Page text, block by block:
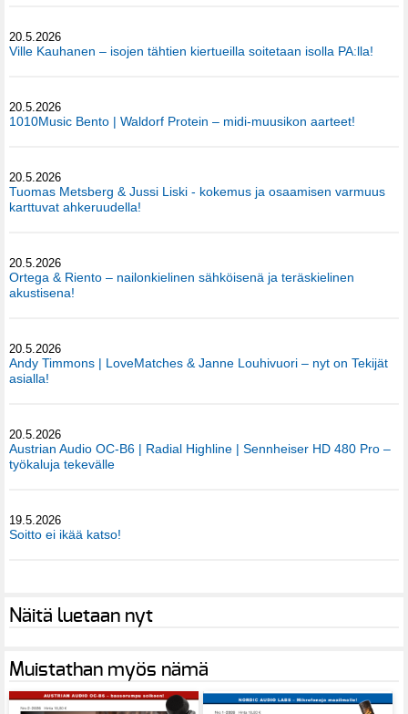
20.5.2026
Ville Kauhanen – isojen tähtien kiertueilla soitetaan isolla PA:lla!
20.5.2026
1010Music Bento | Waldorf Protein – midi-muusikon aarteet!
20.5.2026
Tuomas Metsberg & Jussi Liski - kokemus ja osaamisen varmuus
karttuvat ahkeruudella!
20.5.2026
Ortega & Riento – nailonkielinen sähköisenä ja teräskielinen
akustisena!
20.5.2026
Andy Timmons | LoveMatches & Janne Louhivuori – nyt on Tekijät
asialla!
20.5.2026
Austrian Audio OC-B6 | Radial Highline | Sennheiser HD 480 Pro –
työkaluja tekevälle
19.5.2026
Soitto ei ikää katso!
Näitä luetaan nyt
Muistathan myös nämä